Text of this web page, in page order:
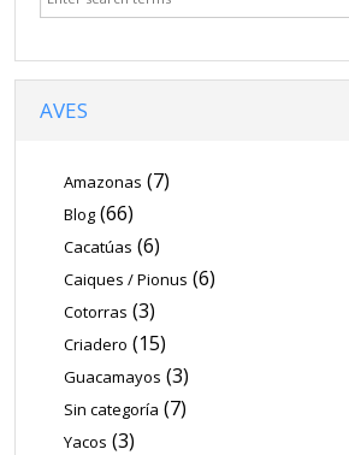
AVES
Amazonas (7)
Blog (66)
Cacatúas (6)
Caiques / Pionus (6)
Cotorras (3)
Criadero (15)
Guacamayos (3)
Sin categoría (7)
Yacos (3)